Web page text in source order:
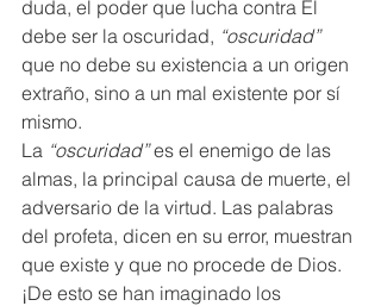
duda, el poder que lucha contra Él
debe ser la oscuridad, “oscuridad”
que no debe su existencia a un origen
extraño, sino a un mal existente por sí
mismo.
La “oscuridad” es el enemigo de las
almas, la principal causa de muerte, el
adversario de la virtud. Las palabras
del profeta, dicen en su error, muestran
que existe y que no procede de Dios.
¡De esto se han imaginado los